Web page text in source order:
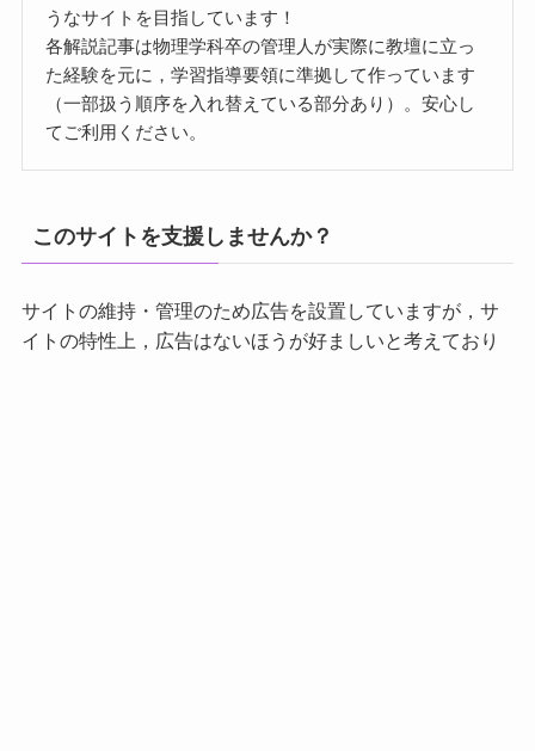
うなサイトを目指しています！
各解説記事は物理学科卒の管理人が実際に教壇に立っ
た経験を元に，学習指導要領に準拠して作っています
（一部扱う順序を入れ替えている部分あり）。安心し
てご利用ください。
このサイトを支援しませんか？
サイトの維持・管理のため広告を設置していますが，サ
イトの特性上，広告はないほうが好ましいと考えており